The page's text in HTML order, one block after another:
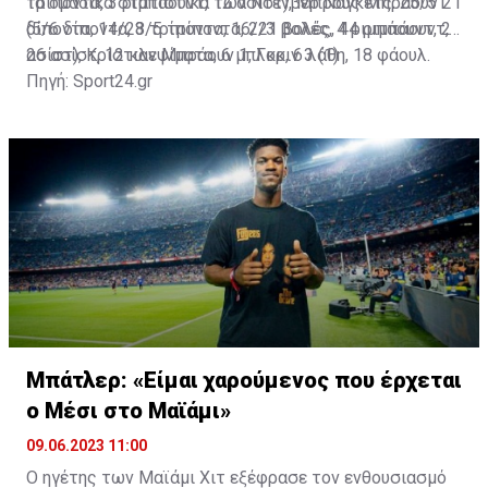
(5/6 δίποντα, 3/5 τρίποντα, 2/3 βολές, 4 ριμπάουντ, 2
ασίστ), Κρίστιαν Μπράουν 1, Γκριν 3 (1)
δίποντα, 14/28 τρίποντα, 16/21 βολές, 44 ριμπάουντ,
26 ασίστ, 12 κλεψίματα, 6 μπλοκ, 6 λάθη, 18 φάουλ.
Πηγή: Sport24.gr
Μπάτλερ: «Είμαι χαρούμενος που έρχεται
ο Μέσι στο Μαϊάμι»
09.06.2023 11:00
Ο ηγέτης των Μαϊάμι Χιτ εξέφρασε τον ενθουσιασμό